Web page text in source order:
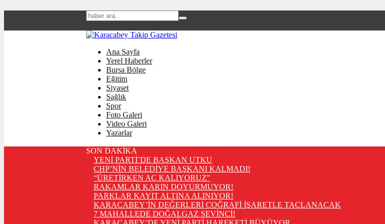
Ana Sayfa
Yerel Haberler
Bursa Bölge
Eğitim
Siyaset
Sağlık
Spor
Foto Galeri
Video Galeri
Yazarlar
SON DAKİKA
YENİ PARTİ’DE BAŞKAN UTKU
CHP’NİN BELEDİYE BAŞKANI KALMADI!
“ÜRETİRKEN AÇ KALIYORUZ”
RAKAMLAR KARIN DOYURMUYOR!
PARKLAR KAYIT ALTINA ALINIYOR!
KARACABEY’İN DEĞERLERİ COĞRAFİ İŞARETLE TAÇLANACAK
7 MAHALLEDE DOĞALGAZ SEVİNCİ!